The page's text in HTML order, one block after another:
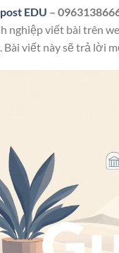
EDU –
nghiệp viết bài trên
Bài viết này sẽ trả lời